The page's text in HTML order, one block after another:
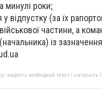
минулі роки;
у відпустку (за їх
частини, а
із
необхідний текст і